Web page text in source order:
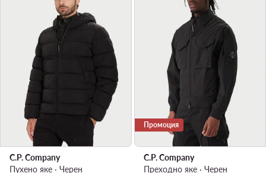
C.P. Company
Пухено яке · Черен
Промоция
C.P. Company
Преходно яке · Черен